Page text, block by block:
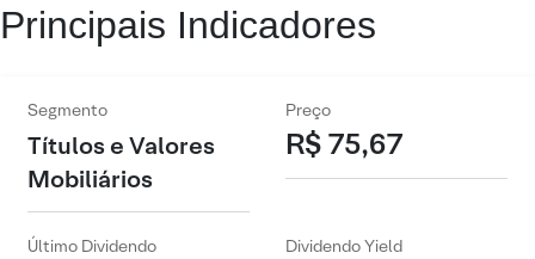
Principais Indicadores
Segmento
Títulos e Valores
Mobiliários
Preço
R$ 75,67
Último Dividendo Dividendo Yield